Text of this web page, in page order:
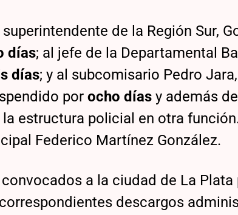
de la Región Sur,
días; al jefe de la Departamental
días; y al subcomisario Pedro
porocho días y además
estructura policial en otra
Federico Martínez González.
a la ciudad de La Plata
descargos